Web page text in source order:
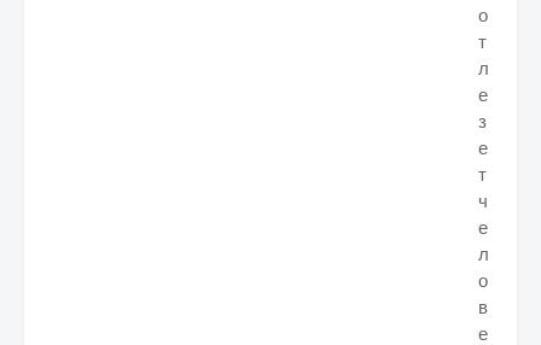
о
т
л
е
з
е
т
ч
е
л
о
в
е